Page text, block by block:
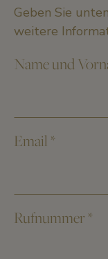
Geben Sie
weitere
Name und
Email *
Rufnummer *